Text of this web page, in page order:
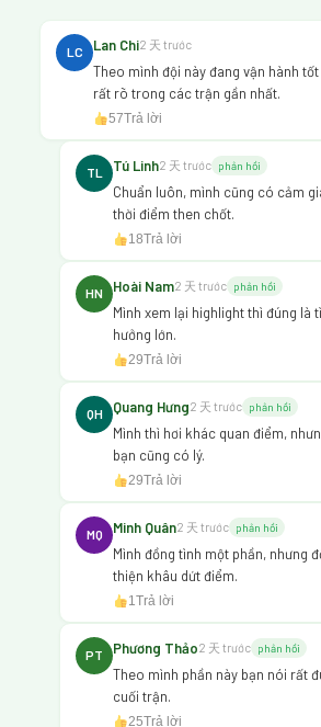
LC Lan Chi2 天 trước
Theo mình đội này đang vận hành
rất rõ trong các trận gần nhất.
57Trả lời
TL Tú Linh2 天 trước phản hồi
Chuẩn luôn, mình cũng có cảm
thời điểm then chốt.
18Trả lời
HN Hoài Nam2 天 trước phản hồi
Mình xem lại highlight thì đúng là
hưởng lớn.
29Trả lời
QH Quang Hưng2 天 trước phản hồi
Mình thì hơi khác quan điểm,
bạn cũng có lý.
29Trả lời
MQ Minh Quân2 天 trước phản hồi
Mình đồng tình một phần, nhưng
thiện khâu dứt điểm.
1 Trả lời
PT Phương Thảo2 天 trước phản hồi
Theo mình phần này bạn nói rất
cuối trận.
25Trả lời